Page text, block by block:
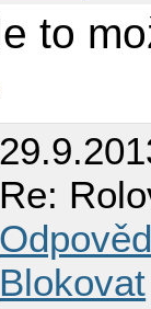
to
Re:
Blokovat